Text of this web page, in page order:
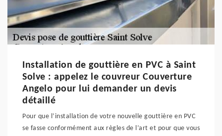
Installation de gouttière en PVC à Saint
Solve : appelez le couvreur Couverture
Angelo pour lui demander un devis
détaillé
Pour que l’installation de votre nouvelle gouttière en PVC
se fasse conformément aux règles de l’art et pour que vous